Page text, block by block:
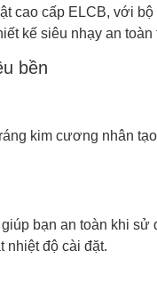
cao cấp ELCB, với
kế siêu nhạy an
bền
kim cương nhân
bạn an toàn khi
nhiệt độ cài đặt.